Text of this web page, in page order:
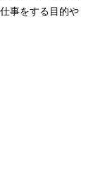
事をする目的や